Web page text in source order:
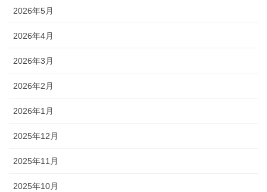
2026年5月
2026年4月
2026年3月
2026年2月
2026年1月
2025年12月
2025年11月
2025年10月